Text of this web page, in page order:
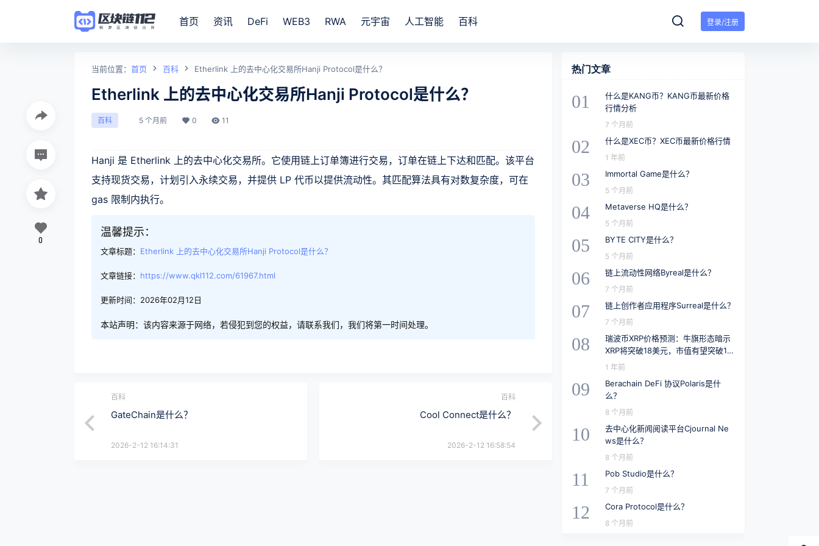
登录/注册
首页 资讯 DeFi WEB3 RWA 元宇宙 人工智能 百科
当前位置： 首页 百科 Etherlink 上的去中心化交易所Hanji Protocol是什么？
Etherlink 上的去中心化交易所Hanji Protocol是什么？
百科 5 个月前 0 11
Hanji 是 Etherlink 上的去中心化交易所。它使用链上订单簿进行交易，订单在链上下达和匹配。该平台
支持现货交易，计划引入永续交易，并提供 LP 代币以提供流动性。其匹配算法具有对数复杂度，可在
gas 限制内执行。
温馨提示：
文章标题： Etherlink 上的去中心化交易所Hanji Protocol是什么？
文章链接： https://www.qkl112.com/61967.html
更新时间：2026年02月12日
本站声明：该内容来源于网络，若侵犯到您的权益，请联系我们，我们将第一时间处理。
0
百科
GateChain是什么？
2026-2-12 16:14:31
百科
Cool Connect是什么？
2026-2-12 16:58:54
热门文章
01
什么是KANG币？KANG币最新价格
行情分析
7 个月前
02 什么是XEC币？XEC币最新价格行情
1 年前
03 Immortal Game是什么？
5 个月前
04 Metaverse HQ是什么？
5 个月前
05 BYTE CITY是什么？
5 个月前
06 链上流动性网络Byreal是什么？
7 个月前
07 链上创作者应用程序Surreal是什么？
7 个月前
08
瑞波币XRP价格预测：牛旗形态暗示
XRP将突破18美元，市值有望突破1.5
万亿美元
1 年前
09
Berachain DeFi 协议Polaris是什
么？
8 个月前
10
去中心化新闻阅读平台Cjournal Ne
ws是什么？
8 个月前
11 Pob Studio是什么？
7 个月前
12 Cora Protocol是什么？
8 个月前